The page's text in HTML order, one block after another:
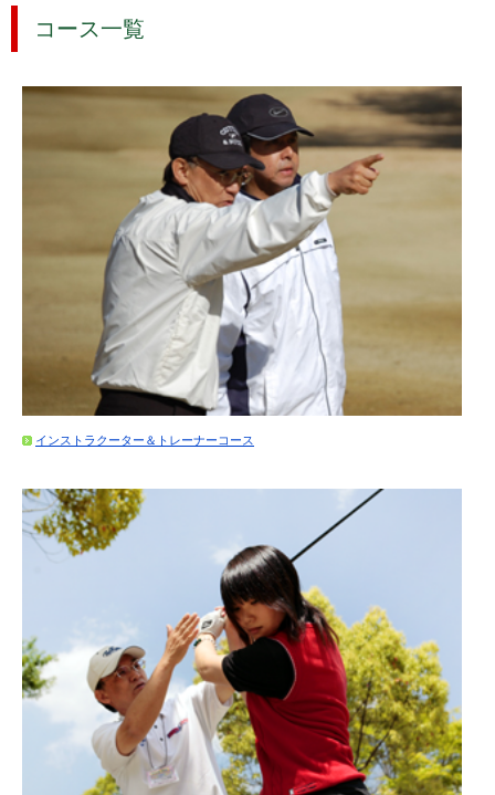
コース一覧
インストラクーター＆トレーナーコース